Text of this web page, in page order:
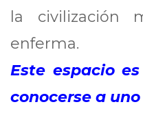
la civilización
enferma.
Este espacio
conocerse a